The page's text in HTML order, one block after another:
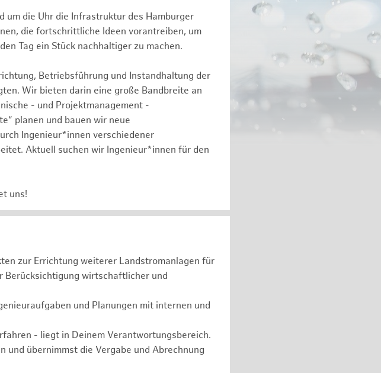
um die Uhr die Infrastruktur des Hamburger
die fortschrittliche Ideen vorantreiben, um
Tag ein Stück nachhaltiger zu machen.
Betriebsführung und Instandhaltung der
Wir bieten darin eine große Bandbreite an
- und Projektmanagement -
planen und bauen wir neue
Ingenieur*innen verschiedener
Aktuell suchen wir Ingenieur*innen für den
uns!
zur Errichtung weiterer Landstromanlagen für
Berücksichtigung wirtschaftlicher und
und Planungen mit internen und
- liegt in Deinem Verantwortungsbereich.
übernimmst die Vergabe und Abrechnung